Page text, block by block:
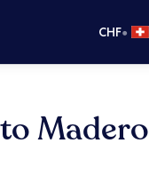
CHF•
Madero